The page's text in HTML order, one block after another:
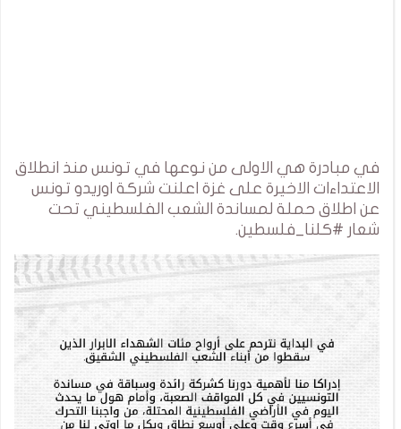
في مبادرة هي الاولى من نوعها في تونس منذ انطلاق
الاعتداءات الاخيرة على غزة اعلنت شركة اوريدو تونس
عن اطلاق حملة لمساندة الشعب الفلسطيني تحت
شعار #كلنا_فلسطين.